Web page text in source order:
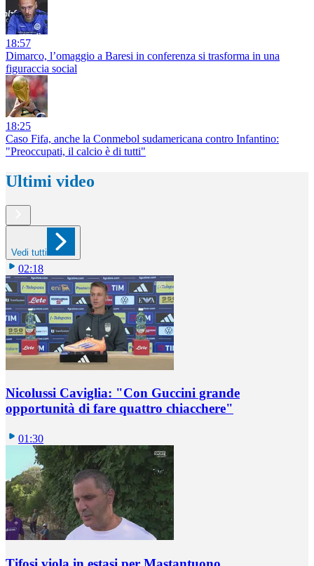
18:57
Dimarco, l’omaggio a Baresi in conferenza si trasforma in una
figuraccia social
18:25
Caso Fifa, anche la Conmebol sudamericana contro Infantino:
"Preoccupati, il calcio è di tutti"
Ultimi video
Vedi tutti
02:18
Nicolussi Caviglia: "Con Guccini grande
opportunità di fare quattro chiacchere"
01:30